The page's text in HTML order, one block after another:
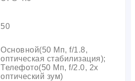
50
Основной(50 Мп, f/1.8,
оптическая стабилизация);
Телефото(50 Мп, f/2.0, 2x
оптический зум)